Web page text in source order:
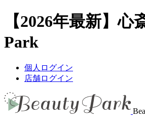
【2026年最新】
Park
個人ログイン
店舗ログイン